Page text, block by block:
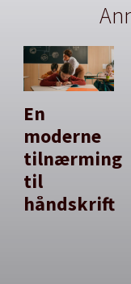
En
moderne
tilnærming
til
håndskrift